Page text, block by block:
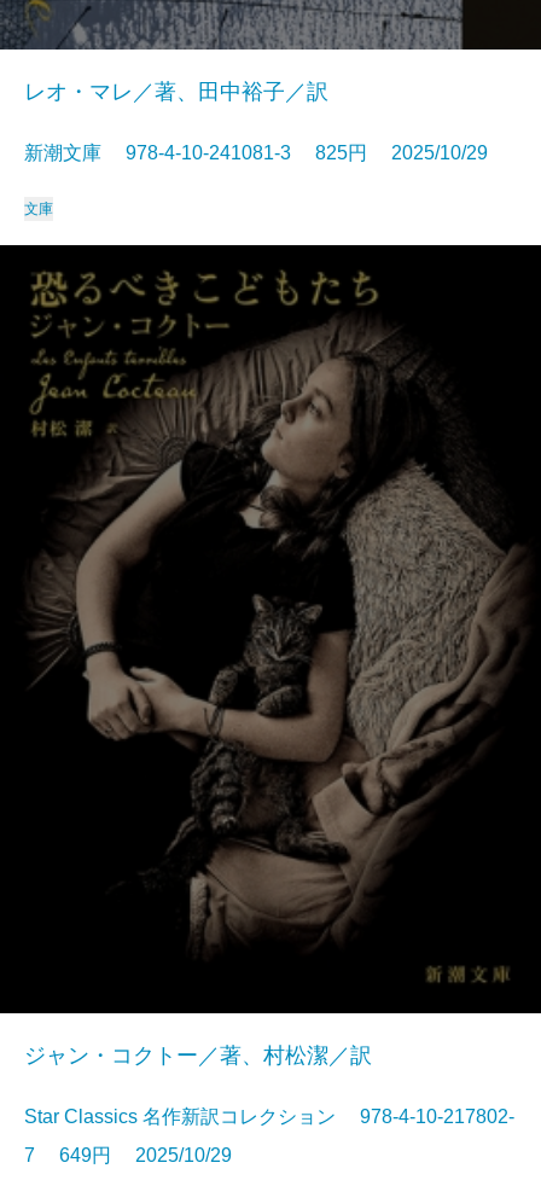
レオ・マレ／著、田中裕子／訳
新潮文庫 978-4-10-241081-3 825円 2025/10/29
文庫
ジャン・コクトー／著、村松潔／訳
Star Classics 名作新訳コレクション 978-4-10-217802-
7 649円 2025/10/29